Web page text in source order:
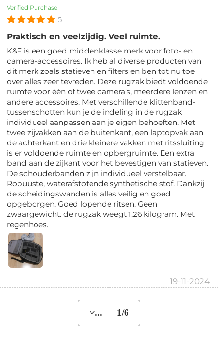
Verified Purchase
5
Praktisch en veelzijdig. Veel ruimte.
K&F is een goed middenklasse merk voor foto- en
camera-accessoires. Ik heb al diverse producten van
dit merk zoals statieven en filters en ben tot nu toe
over alles zeer tevreden. Deze rugzak biedt voldoende
ruimte voor één of twee camera's, meerdere lenzen en
andere accessoires. Met verschillende klittenband-
tussenschotten kun je de indeling in de rugzak
individueel aanpassen aan je eigen behoeften. Met
twee zijvakken aan de buitenkant, een laptopvak aan
de achterkant en drie kleinere vakken met ritssluiting
is er voldoende ruimte en opbergruimte. Een extra
band aan de zijkant voor het bevestigen van statieven.
De schouderbanden zijn individueel verstelbaar.
Robuuste, waterafstotende synthetische stof. Dankzij
de scheidingswanden is alles veilig en goed
opgeborgen. Goed lopende ritsen. Geen
zwaargewicht: de rugzak weegt 1,26 kilogram. Met
regenhoes.
19-11-2024
... 1/6